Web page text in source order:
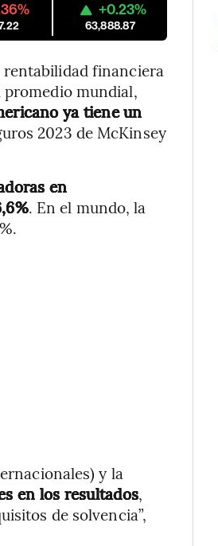
+0.23%
63,888.87
financiera
promedio mundial,
ya tiene un
2023 de McKinsey
en
. En el mundo, la
y la
en los resultados,
de solvencia”,